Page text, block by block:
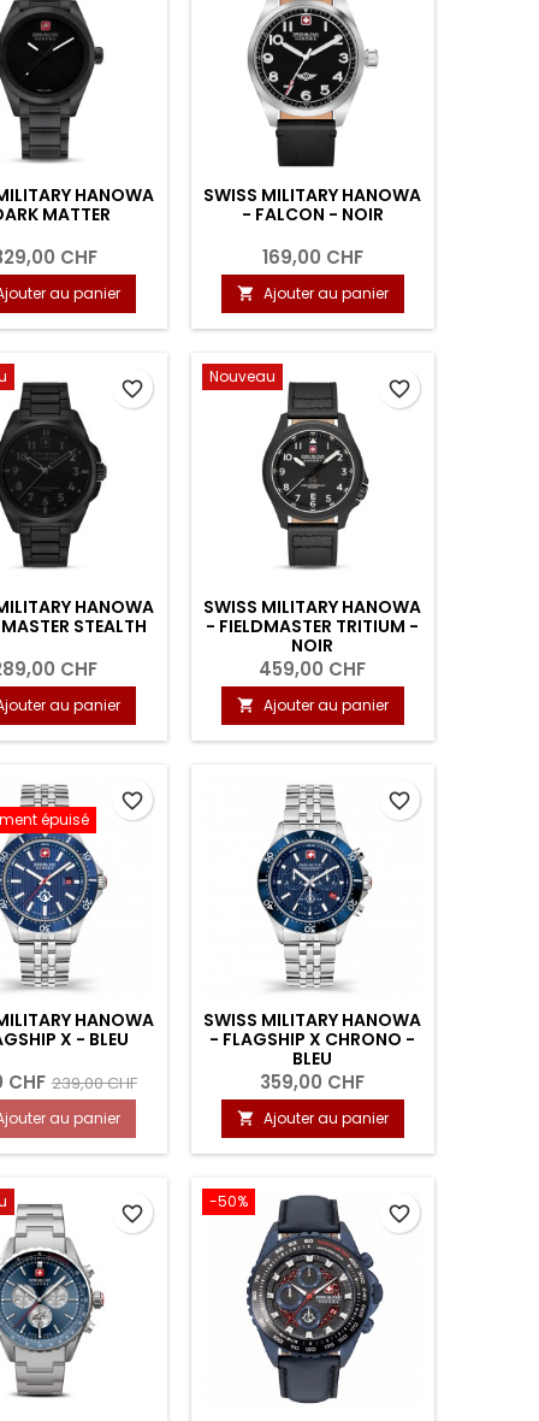
HANOWA
MATTER
CHF
au panier
SWISS MILITARY HANOWA
- FALCON - NOIR
169,00 CHF
 Ajouter au panier
HANOWA
STEALTH
CHF
au panier
favorite_border
Nouveau
SWISS MILITARY HANOWA
- FIELDMASTER TRITIUM -
NOIR
459,00 CHF
 Ajouter au panier
favorite_border
épuisé
HANOWA
X - BLEU
CHF 239,00 CHF
au panier
favorite_border
SWISS MILITARY HANOWA
- FLAGSHIP X CHRONO -
BLEU
359,00 CHF
 Ajouter au panier
favorite_border
favorite_border
-50%
favorite_border